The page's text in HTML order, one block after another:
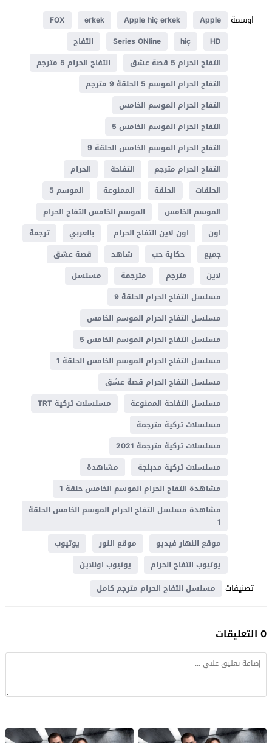
اوسمة
Apple
Apple hiç erkek
erkek
FOX
HD
hiç
Series ONline
التفاح
التفاح الحرام 5 قصة عشق
التفاح الحرام 5 مترجم
التفاح الحرام الموسم 5 الحلقة 9 مترجم
التفاح الحرام الموسم الخامس
التفاح الحرام الموسم الخامس 5
التفاح الحرام الموسم الخامس الحلقة 9
التفاح الحرام مترجم
التفاحة
الحرام
الحلقات
الحلقة الممنوعة
الموسم 5
الموسم الخامس
الموسم الخامس التفاح الحرام
اون
اون لاين التفاح الحرام بالعربي
ترجمة
جميع
حكاية حب شاهد
قصة عشق
لاين
مترجم مترجمة
مسلسل
مسلسل التفاح الحرام الحلقة 9
مسلسل التفاح الحرام الموسم الخامس
مسلسل التفاح الحرام الموسم الخامس 5
مسلسل التفاح الحرام الموسم الخامس الحلقة 1
مسلسل التفاح الحرام قصة عشق
مسلسل التفاحة الممنوعة
مسلسلات تركية TRT
مسلسلات تركية مترجمة
مسلسلات تركية مترجمة 2021
مسلسلات تركية مدبلجة
مشاهدة
مشاهدة التفاح الحرام الموسم الخامس حلقة 1
مشاهدة مسلسل التفاح الحرام الموسم الخامس الحلقة
1
موقع النهار فيديو
موقع النور
يوتيوب
يوتيوب التفاح الحرام
يوتيوب اونلاين
تصنيفات مسلسل التفاح الحرام مترجم كامل
0 التعليقات